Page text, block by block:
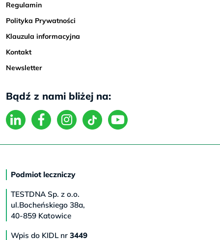
Regulamin
Polityka Prywatności
Klauzula informacyjna
Kontakt
Newsletter
Bądź z nami bliżej na:
Podmiot leczniczy
TESTDNA Sp. z o.o.
ul.Bocheńskiego 38a,
40-859 Katowice
Wpis do KIDL nr 3449